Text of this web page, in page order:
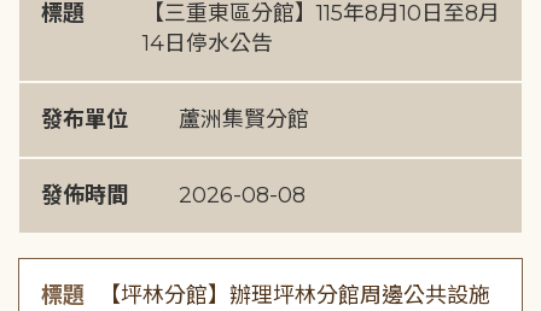
標題
【三重東區分館】115年8月10日至8月
14日停水公告
發布單位 蘆洲集賢分館
發佈時間 2026-08-08
標題
【坪林分館】辦理坪林分館周邊公共設施